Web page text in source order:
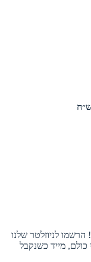
לניוזלטר שלנו
כולם, מייד כשנקבל